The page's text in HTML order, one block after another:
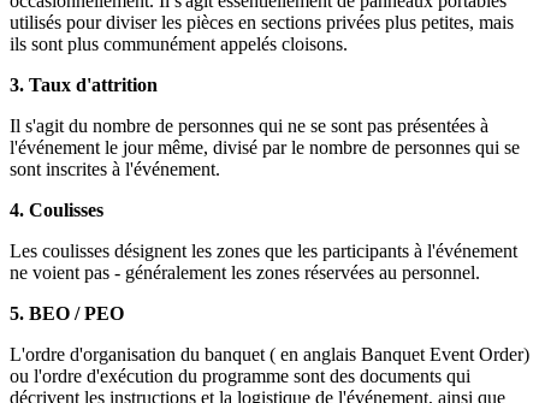
utilisés pour diviser les pièces en sections privées plus petites, mais
ils sont plus communément appelés cloisons.
3. Taux d'attrition
Il s'agit du nombre de personnes qui ne se sont pas présentées à
l'événement le jour même, divisé par le nombre de personnes qui se
sont inscrites à l'événement.
4. Coulisses
Les coulisses désignent les zones que les participants à l'événement
ne voient pas - généralement les zones réservées au personnel.
5. BEO / PEO
L'ordre d'organisation du banquet ( en anglais Banquet Event Order)
ou l'ordre d'exécution du programme sont des documents qui
décrivent les instructions et la logistique de l'événement, ainsi que